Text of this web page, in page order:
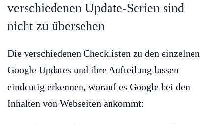
verschiedenen Update-Serien sind
nicht zu übersehen
Die verschiedenen Checklisten zu den einzelnen
Google Updates und ihre Aufteilung lassen
eindeutig erkennen, worauf es Google bei den
Inhalten von Webseiten ankommt: